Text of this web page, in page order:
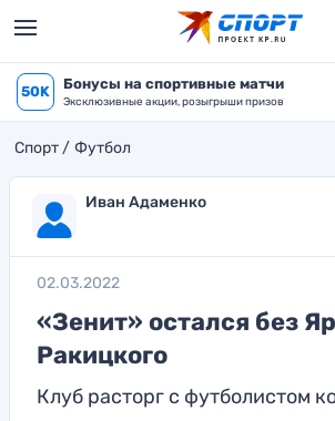
50K Бонусы на спортивные матчи
Эксклюзивные акции, розыгрыши призов
Спорт Футбол
Иван Адаменко
02.03.2022
«Зенит» остался без
Ракицкого
Клуб расторг с футболистом